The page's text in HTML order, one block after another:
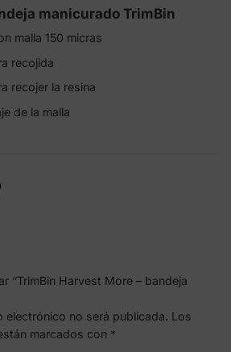
manicurado TrimBin
malla 150 micras
recojida
recojer la resina
de la malla
“TrimBin Harvest More – bandeja
electrónico no será publicada. Los
marcados con *